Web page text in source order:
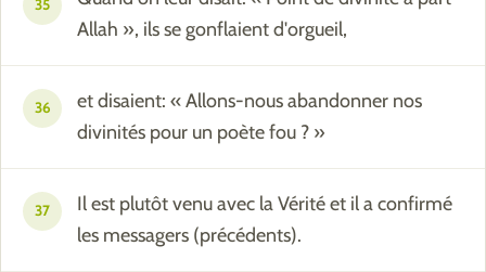
35
Allah », ils se gonflaient d'orgueil,
36
et disaient: « Allons-nous abandonner nos
divinités pour un poète fou ? »
37
Il est plutôt venu avec la Vérité et il a confirmé
les messagers (précédents).